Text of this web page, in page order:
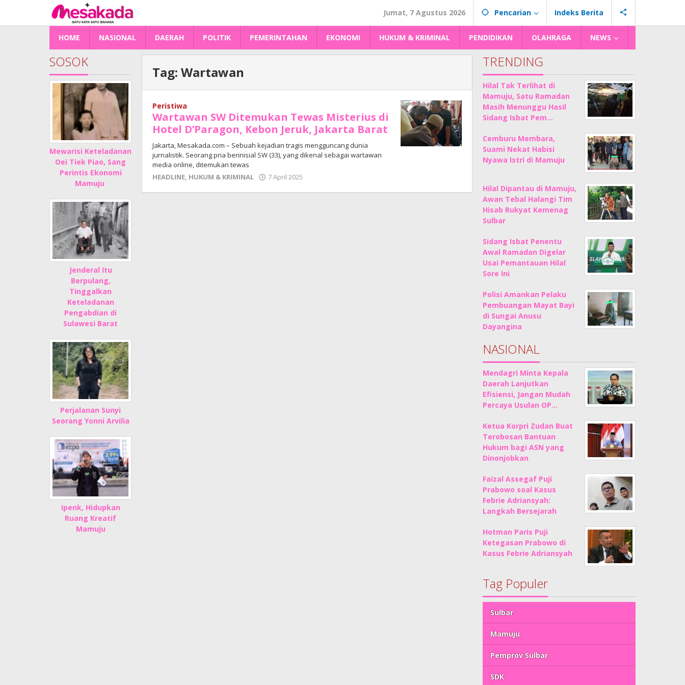
konten
Jumat, 7 Agustus 2026 Pencarian Indeks Berita
HOME NASIONAL DAERAH POLITIK PEMERINTAHAN EKONOMI HUKUM & KRIMINAL PENDIDIKAN OLAHRAGA NEWS
SOSOK
Mewarisi Keteladanan
Oei Tiek Piao, Sang
Perintis Ekonomi
Mamuju
Jenderal Itu
Berpulang,
Tinggalkan
Keteladanan
Pengabdian di
Sulawesi Barat
Perjalanan Sunyi
Seorang Yonni Arvilia
Ipenk, Hidupkan
Ruang Kreatif
Mamuju
Tag:Wartawan
Peristiwa
Wartawan SW Ditemukan Tewas Misterius di
Hotel D’Paragon, Kebon Jeruk, Jakarta Barat
Jakarta, Mesakada.com – Sebuah kejadian tragis mengguncang dunia
jurnalistik. Seorang pria berinisial SW (33), yang dikenal sebagai wartawan
media online, ditemukan tewas
HEADLINE, HUKUM & KRIMINAL 7 April 2025
Junaedi
TRENDING
Hilal Tak Terlihat di
Mamuju, Satu Ramadan
Masih Menunggu Hasil
Sidang Isbat Pem…
Cemburu Membara,
Suami Nekat Habisi
Nyawa Istri di Mamuju
Hilal Dipantau di Mamuju,
Awan Tebal Halangi Tim
Hisab Rukyat Kemenag
Sulbar
Sidang Isbat Penentu
Awal Ramadan Digelar
Usai Pemantauan Hilal
Sore Ini
Polisi Amankan Pelaku
Pembuangan Mayat Bayi
di Sungai Anusu
Dayangina
NASIONAL
Mendagri Minta Kepala
Daerah Lanjutkan
Efisiensi, Jangan Mudah
Percaya Usulan OP…
Ketua Korpri Zudan Buat
Terobosan Bantuan
Hukum bagi ASN yang
Dinonjobkan
Faizal Assegaf Puji
Prabowo soal Kasus
Febrie Adriansyah:
Langkah Bersejarah
Hotman Paris Puji
Ketegasan Prabowo di
Kasus Febrie Adriansyah
Tag Populer
Sulbar
Mamuju
Pemprov Sulbar
SDK